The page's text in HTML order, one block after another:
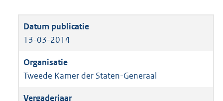
13-03-2014
Tweede Kamer der Staten-Generaal